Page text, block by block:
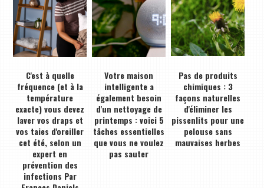
C'est à quelle
fréquence (et à la
température
exacte) vous devez
laver vos draps et
vos taies d'oreiller
cet été, selon un
expert en
prévention des
infections Par
Votre maison
intelligente a
également besoin
d'un nettoyage de
printemps : voici 5
tâches essentielles
que vous ne voulez
pas sauter
Pas de produits
chimiques : 3
façons naturelles
d'éliminer les
pissenlits pour une
pelouse sans
mauvaises herbes